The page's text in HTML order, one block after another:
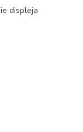
displeja